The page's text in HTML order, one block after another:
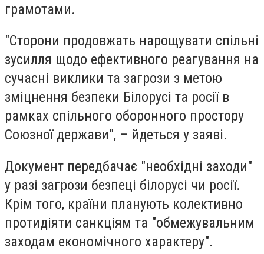
грамотами.
"Сторони продовжать нарощувати спільні
зусилля щодо ефективного реагування на
сучасні виклики та загрози з метою
зміцнення безпеки Білорусі та росії в
рамках спільного оборонного простору
Союзної держави", – йдеться у заяві.
Документ передбачає "необхідні заходи"
у разі загрози безпеці білорусі чи росії.
Крім того, країни планують колективно
протидіяти санкціям та "обмежувальним
заходам економічного характеру".